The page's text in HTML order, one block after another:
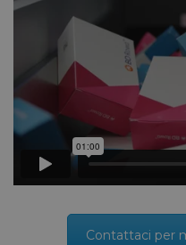
Contattaci per